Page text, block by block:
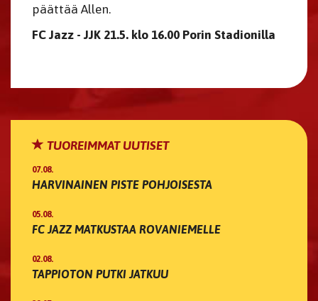
päättää Allen.
FC Jazz - JJK 21.5. klo 16.00 Porin Stadionilla
TUOREIMMAT UUTISET
07.08.
HARVINAINEN PISTE POHJOISESTA
05.08.
FC JAZZ MATKUSTAA ROVANIEMELLE
02.08.
TAPPIOTON PUTKI JATKUU